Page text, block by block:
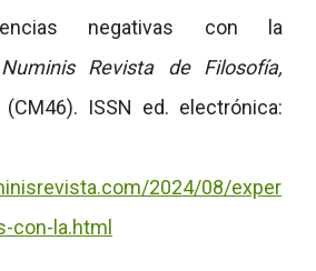
negativas con la
Numinis Revista de Filosofía,
(CM46). ISSN ed. electrónica:
2024/08/exper
con-la.html